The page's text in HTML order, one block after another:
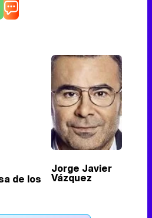
Tráiler de '33 días', la nueva serie de Atresplayer con Julián Villagrán y José Manuel Poga
Tráiler en catalán de 'Ravalear', la nueva serie de HBO Max sobre los fondos buitre
de los
Jorge Javier
Vázquez